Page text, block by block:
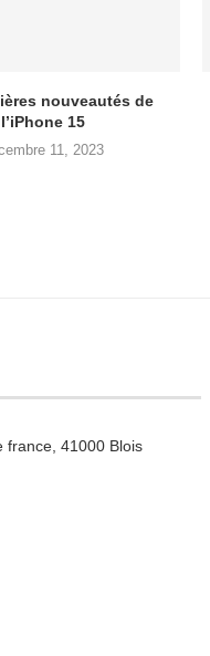
nouveautés de
l’iPhone 15
11, 2023
france, 41000 Blois